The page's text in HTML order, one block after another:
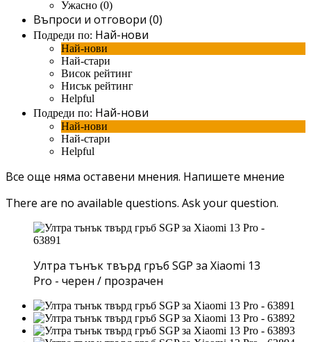
Ужасно (0)
Въпроси и отговори (0)
Подреди по: Най-нови
Най-нови
Най-стари
Висок рейтинг
Нисък рейтинг
Helpful
Подреди по: Най-нови
Най-нови
Най-стари
Helpful
Все още няма оставени мнения. Напишете мнение
There are no available questions. Ask your question.
Ултра тънък твърд гръб SGP за Xiaomi 13
Pro - черен / прозрачен